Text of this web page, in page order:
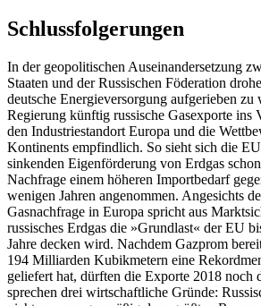
Schlussfolgerungen
In der geopolitischen Auseinandersetzung
Staaten und der Russischen Föderation
deutsche Energieversorgung auf­gerieben zu
Regie­rung künftig russische Gasexporte ins
den Industriestandort Europa und die
Kontinents empfindlich. So sieht sich die
sinkenden Eigenförderung von Erdgas
Nachfrage einem höheren Importbedarf
wenigen Jahren angenommen. Angesichts
Gasnachfrage in Europa spricht aus
russisches Erdgas die »Grundlast« der EU
Jahre decken wird. Nachdem Gazprom
194 Milliarden Kubikmetern eine
geliefert hat, dürften die Exporte 2018 noch
sprechen drei wirtschaftliche Gründe: